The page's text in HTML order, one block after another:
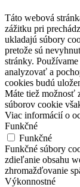
Táto webová
zážitku pri
ukladajú súbory
pretože sú
stránky.
analyzovať a
cookies budú
Máte tiež možnosť
súborov cookie
Viac informácií o
Funkčné
Funkčné
Funkčné súbory
zdieľanie obsahu
zhromažďovanie
Výkonnostné